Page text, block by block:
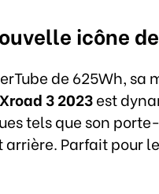
icône
de 625Wh, sa
Xroad 3 2023est
tels que son
Parfait pour